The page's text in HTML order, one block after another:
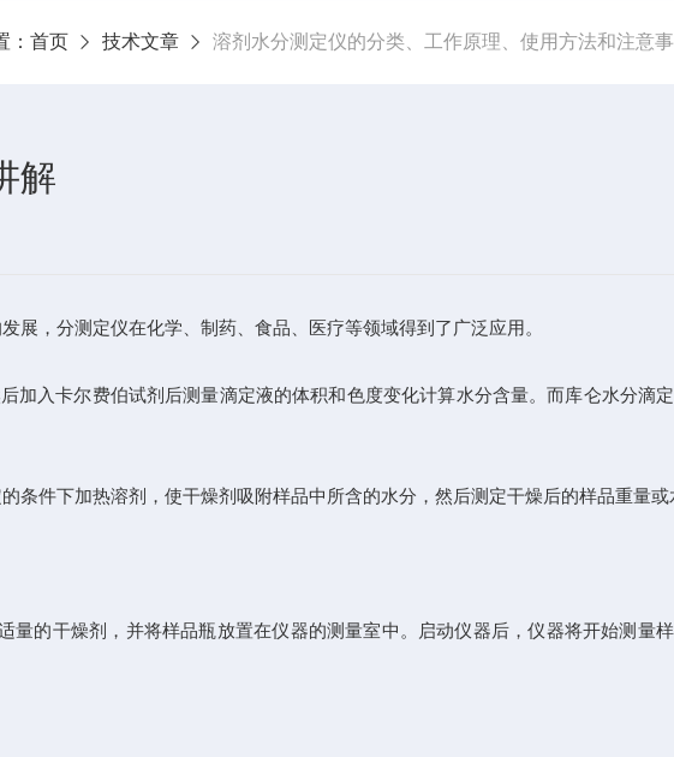
： 首页 技术文章 溶剂水分测定仪的分类、工作原理、使用方法和注意
解
，分测定仪在化学、制药、食品、医疗等领域得到了广泛应用。
入卡尔费伯试剂后测量滴定液的体积和色度变化计算水分含量。而库仑水分滴
件下加热溶剂，使干燥剂吸附样品中所含的水分，然后测定干燥后的样品重量或
的干燥剂，并将样品瓶放置在仪器的测量室中。启动仪器后，仪器将开始测量